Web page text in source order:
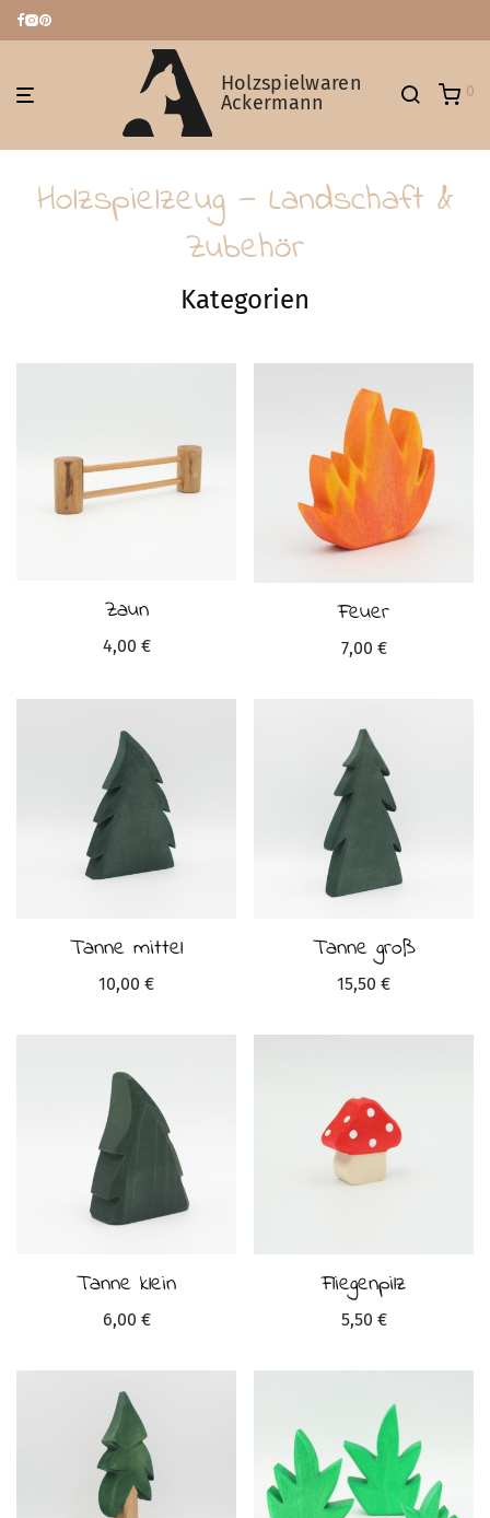
Holzspielwaren
Ackermann
0
Holzspielzeug — Landschaft &
Zubehör
Kategorien
Zaun
4,00 €
Feuer
7,00 €
Tanne mittel
10,00 €
Tanne groß
15,50 €
Tanne klein
6,00 €
Fliegenpilz
5,50 €